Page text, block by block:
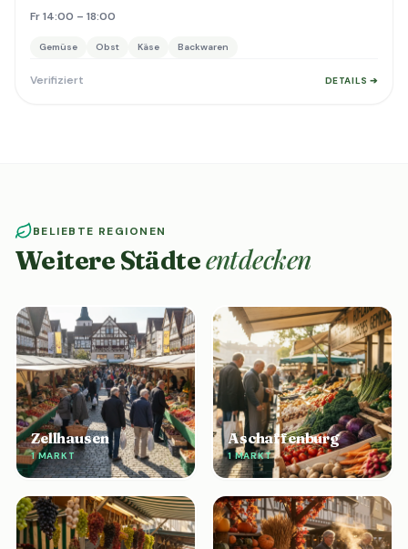
Fr 14:00 – 18:00
Gemüse Obst Käse Backwaren
Verifiziert DETAILS ➔
BELIEBTE REGIONEN
Weitere Städteentdecken
Zellhausen
1 MARKT
Aschaffenburg
1 MARKT